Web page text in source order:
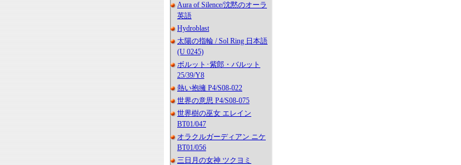
Aura of Silence/沈黙のオーラ
英語
Hydroblast
太陽の指輪 / Sol Ring 日本語
(U 0245)
ボルット･紫郎・バルット
25/39/Y8
熱い抱擁 P4/S08-022
世界の意思 P4/S08-075
世界樹の巫女 エレイン
BT01/047
オラクルガーディアン ニケ
BT01/056
三日月の女神 ツクヨミ